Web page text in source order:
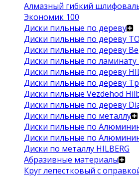
Алмазный гибкий
Экономик 100
Диски пильные по дереву
Диски пильные по дереву
Диски пильные по дереву
Диски пильные по
Диски пильные по дереву
Диски пильные по дереву
Диски пильные Vezdehod
Диски пильные по дереву
Диски пильные по металлу
Диски пильные по
Диски пильные по
Диски по металлу HILBERG
Абразивные материалы
Круг лепестковый с